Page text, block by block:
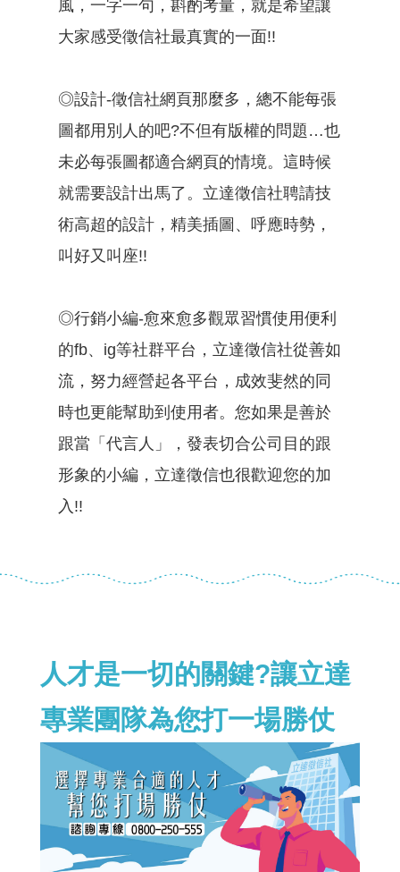
風，一字一句，斟酌考量，就是希望讓
大家感受徵信社最真實的一面!!
◎設計-徵信社網頁那麼多，總不能每張
圖都用別人的吧?不但有版權的問題…也
未必每張圖都適合網頁的情境。這時候
就需要設計出馬了。立達徵信社聘請技
術高超的設計，精美插圖、呼應時勢，
叫好又叫座!!
◎行銷小編-愈來愈多觀眾習慣使用便利
的fb、ig等社群平台，立達徵信社從善如
流，努力經營起各平台，成效斐然的同
時也更能幫助到使用者。您如果是善於
跟當「代言人」，發表切合公司目的跟
形象的小編，立達徵信也很歡迎您的加
入!!
人才是一切的關鍵?讓立達
專業團隊為您打一場勝仗